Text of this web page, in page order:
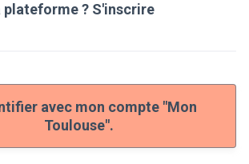
plateforme ? S'inscrire
avec mon compte "Mon
Toulouse".